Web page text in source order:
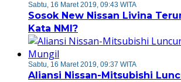
Sabtu, 16 Maret 2019, 09:43 WITA
Sosok New Nissan Livina
Kata NMI?
Sabtu, 16 Maret 2019, 09:37 WITA
Aliansi Nissan-Mitsubishi